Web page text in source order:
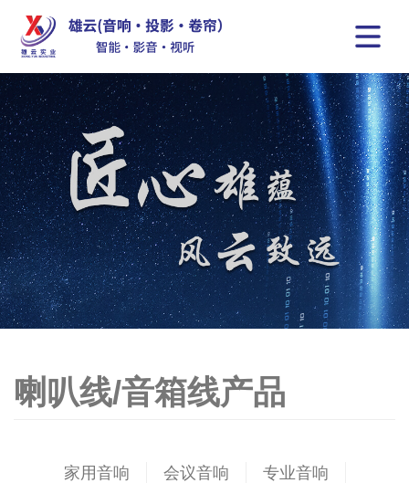
喇叭线/音箱线产品
家用音响 会议音响 专业音响